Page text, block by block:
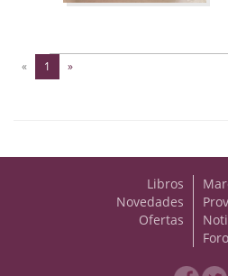
« 1 (current)
»
Libros
Novedades
Ofertas
Foro